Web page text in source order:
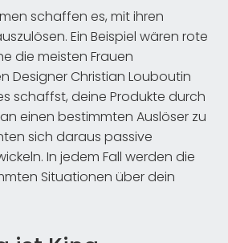
schaffen es, mit ihren
Ein Beispiel wären rote
die meisten Frauen
Designer Christian Louboutin
schaffst, deine Produkte durch
einen bestimmten Auslöser zu
sich daraus passive
In jedem Fall werden die
Situationen über dein